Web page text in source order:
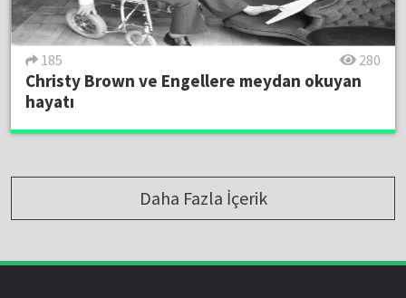
185 280
Christy Brown ve Engellere meydan okuyan
hayatı
Daha Fazla İçerik